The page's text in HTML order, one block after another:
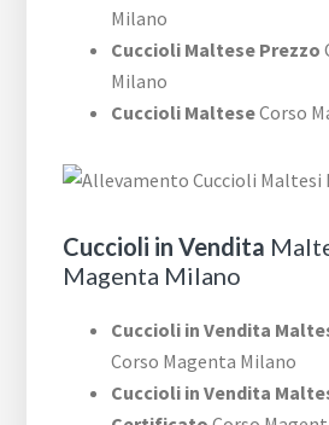
Milano
Cuccioli Maltese Prezzo
Milano
Cuccioli MalteseCorso
Cuccioli in Vendita
Magenta Milano
Cuccioli in Vendita
Corso Magenta Milano
Cuccioli in Vendita